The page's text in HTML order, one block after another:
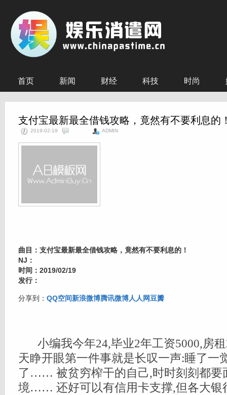
首页 新闻 财经 科技 时尚
支付宝最新最全借钱攻略，竟然有不要利息的
2019-02-19 ADMIN
曲目：支付宝最新最全借钱攻略，竟然有不要利息的！
NJ：
时间：2019/02/19
发行：
分享到： QQ空间新浪微博腾讯微博人人网豆瓣
小编我今年24,毕业2年工资5000,房
天睁开眼第一件事就是长叹一声:睡了一
了…… 被贫穷榨干的自己,时时刻刻都要
境…… 还好可以有信用卡支撑,但各大银